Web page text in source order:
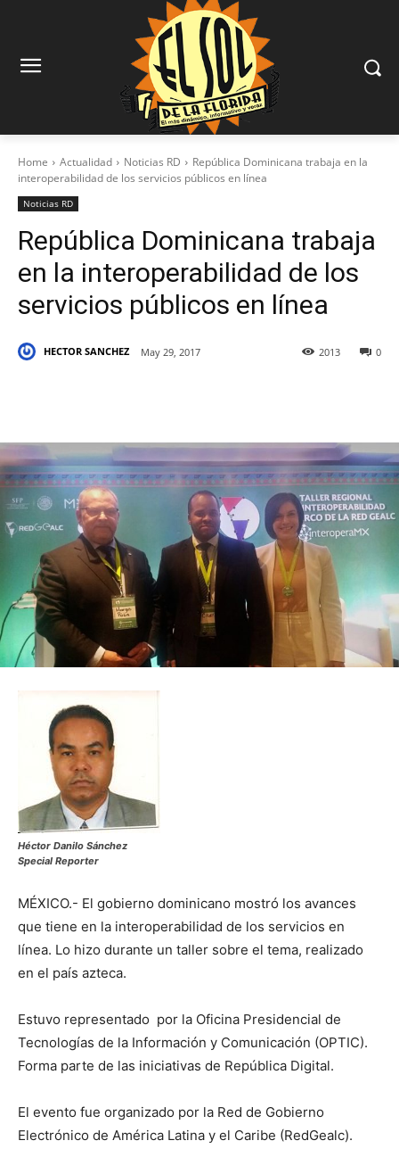
Home Actualidad Noticias RD
República Dominicana trabaja en la
interoperabilidad de los servicios públicos en línea
Noticias RD
República Dominicana trabaja
en la interoperabilidad de los
servicios públicos en línea
HECTOR SANCHEZ May 29, 2017 0
2013
Héctor Danilo Sánchez
Special Reporter
MÉXICO.- El gobierno dominicano mostró los avances
que tiene en la interoperabilidad de los servicios en
línea. Lo hizo durante un taller sobre el tema, realizado
en el país azteca.
Estuvo representado por la Oficina Presidencial de
Tecnologías de la Información y Comunicación (OPTIC).
Forma parte de las iniciativas de República Digital.
El evento fue organizado por la Red de Gobierno
Electrónico de América Latina y el Caribe (RedGealc).